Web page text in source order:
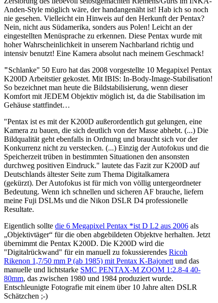
Anden-Style möglich wäre, der handangenäht ist! Hab ich so noch
nie gesehen. Vielleicht ein Hinweis auf den Herkunft der Pentax?
Nein, nicht aus Südamerika, sonders aus Polen! Leicht an der
eingestellten Menüsprache zu erkennen. Diese Pentax wurde mit
hoher Wahrscheinlichkeit in unserem Nachbarland richtig und
intensiv benutzt! Eine Kamera absolut nach meinem Geschmack!
"Schlanke" 50 Euro hat das 2008 vorgestellte 10 Megapixel Pentax
K200D Arbeitstier gekostet. Mit IBIS: In-Body-Image-Stabilisation!
So bezeichnet man heute die Bildstabilisierung, wenn dieser
Komfort mit JEDEM Objektiv möglich ist, da die Stabilisation im
Gehäuse stattfindet…
"Pentax ist es mit der K200D außerordentlich gut gelungen, eine
Kamera zu bauen, die sich deutlich von der Masse abhebt. (...) Die
Bildqualität geht ebenfalls in Ordnung und braucht sich vor der
Konkurrenz nicht zu verstecken. (...) Einzig der Autofokus und die
Speicherzeit trüben in bestimmten Situationen den ansonsten
durchweg positiven Eindruck." lautete das Fazit zur K200D auf
Deutschlands ältester Seite zum Thema Digitalkamera
(gekürzt). Der Autofokus ist für mich von völlig untergeordneter
Bedeutung. Wenn ich schnellen und sicheren AF brauche, liefern
meine Fuji DSLMs und die Nikon DSLR D4 professionelle
Resultate.
Eigentlich sollte die 6 Megapixel Pentax *ist D L2 aus 2006 als
„Objektivtäger“ für die oben abgebildeten Objektve herhalten. Jetzt
übernimmt die Pentax K200D. Die K200D wird die
"Digitalrückwand" für ein manuell zu fokussierendes Ricoh
Rikenon 1,7/50 mm P (ab 1985) mit Pentax K-Bajonett und das
manuelle und lichtstarke SMC PENTAX-M ZOOM 1:2.8-4 40-
80mm, das zwischen 1980 und 1984 produziert wurde.
Entschleunigte Fotografie mit einem über 10 Jahre alten DSLR
Schätzchen ;-)